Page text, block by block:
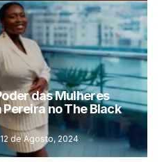
das Mulheres
no The Black
12 de Agosto, 2024